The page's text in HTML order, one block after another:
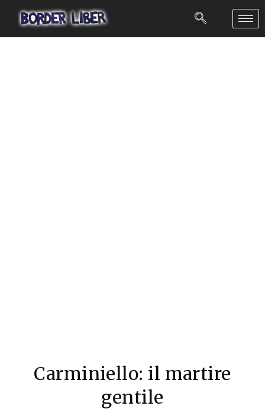
Carminiello: il martire
gentile